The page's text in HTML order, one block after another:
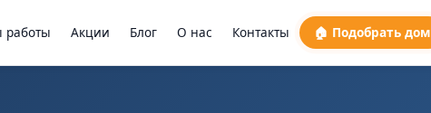
работы Акции Блог О нас Контакты 🏠 Подобрать дом